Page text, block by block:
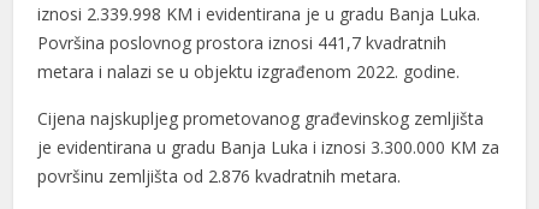
iznosi 2.339.998 KM i evidentirana je u gradu Banja Luka.
Površina poslovnog prostora iznosi 441,7 kvadratnih
metara i nalazi se u objektu izgrađenom 2022. godine.
Cijena najskupljeg prometovanog građevinskog zemljišta
je evidentirana u gradu Banja Luka i iznosi 3.300.000 KM za
površinu zemljišta od 2.876 kvadratnih metara.